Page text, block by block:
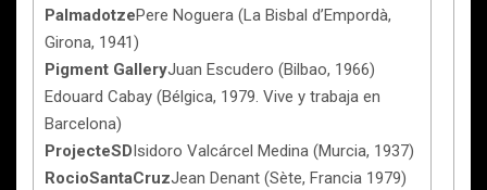
PalmadotzePere Noguera (La Bisbal d’Empordà,
Girona, 1941)
Pigment GalleryJuan Escudero (Bilbao, 1966)
Edouard Cabay (Bélgica, 1979. Vive y trabaja en
Barcelona)
ProjecteSDIsidoro Valcárcel Medina (Murcia, 1937)
RocioSantaCruzJean Denant (Sète, Francia 1979)